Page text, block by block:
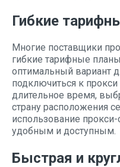
Гибкие
Многие поставщики
гибкие тарифные
оптимальный вариант
подключиться к
длительное время,
страну расположения
использование
удобным и доступным.
Быстрая и